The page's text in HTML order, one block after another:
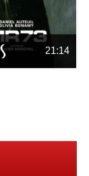
21:14